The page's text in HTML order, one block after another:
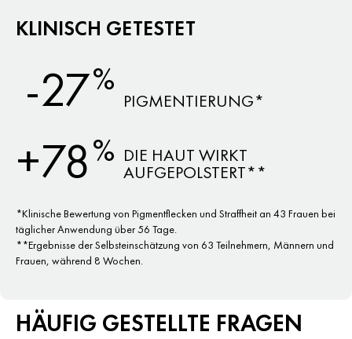
KLINISCH GETESTET
-27%
PIGMENTIERUNG*
+78% DIE HAUT WIRKT
AUFGEPOLSTERT**
*Klinische Bewertung von Pigmentflecken und Straffheit an 43 Frauen bei
täglicher Anwendung über 56 Tage.
**Ergebnisse der Selbsteinschätzung von 63 Teilnehmern, Männern und
Frauen, während 8 Wochen.
HÄUFIG GESTELLTE FRAGEN